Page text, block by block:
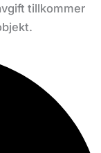
tillkommer